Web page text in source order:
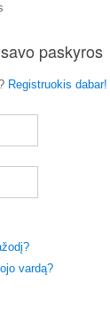
paskyros
Registruokis dabar!
vardą?